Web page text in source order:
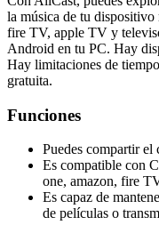
la música de tu
fire TV, apple TV y
Android en tu PC. Hay
Hay limitaciones de
gratuita.
Funciones
Puedes compartir
Es compatible con
one, amazon, fire
Es capaz de
de películas o